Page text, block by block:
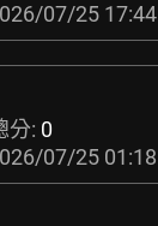
07/25 17:44
分: 0
07/25 01:18